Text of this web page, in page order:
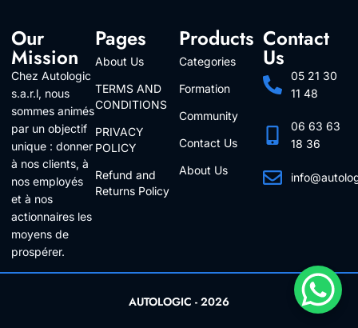
Our
Mission
Chez Autologic
s.a.r.l, nous
sommes animés
par un objectif
unique : donner
à nos clients, à
nos employés
et à nos
actionnaires les
moyens de
prospérer.
Pages
About Us
TERMS AND
CONDITIONS
PRIVACY
POLICY
Refund and
Returns Policy
Products
Categories
Formation
Community
Contact Us
About Us
Contact
Us
05 21 30
11 48
06 63 63
18 36
AUTOLOGIC - 2026